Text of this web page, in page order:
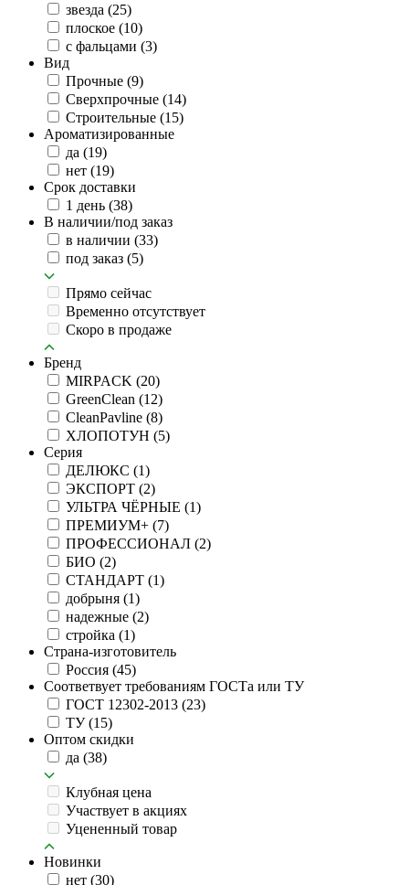
звезда (25)
плоское (10)
с фальцами (3)
Вид
Прочные (9)
Сверхпрочные (14)
Строительные (15)
Ароматизированные
да (19)
нет (19)
Срок доставки
1 день (38)
В наличии/под заказ
в наличии (33)
под заказ (5)
Прямо сейчас
Временно отсутствует
Скоро в продаже
Бренд
MIRPACK (20)
GreenClean (12)
CleanPavline (8)
ХЛОПОТУН (5)
Серия
ДЕЛЮКС (1)
ЭКСПОРТ (2)
УЛЬТРА ЧЁРНЫЕ (1)
ПРЕМИУМ+ (7)
ПРОФЕССИОНАЛ (2)
БИО (2)
СТАНДАРТ (1)
добрыня (1)
надежные (2)
стройка (1)
Страна-изготовитель
Россия (45)
Соответвует требованиям ГОСТа или ТУ
ГОСТ 12302-2013 (23)
ТУ(15)
Оптом скидки
да (38)
Клубная цена
Участвует в акциях
Уцененный товар
Новинки
нет (30)